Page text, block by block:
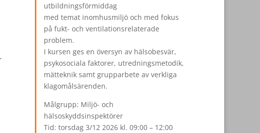
utbildningsförmiddag
med temat inomhusmiljö och med fokus
på fukt- och ventilationsrelaterade
problem.
I kursen ges en översyn av hälsobesvär,
psykosociala faktorer, utredningsmetodik,
mätteknik samt grupparbete av verkliga
klagomålsärenden.
Målgrupp: Miljö- och
hälsoskyddsinspektörer
Tid: torsdag 3/12 2026 kl. 09:00 – 12:00